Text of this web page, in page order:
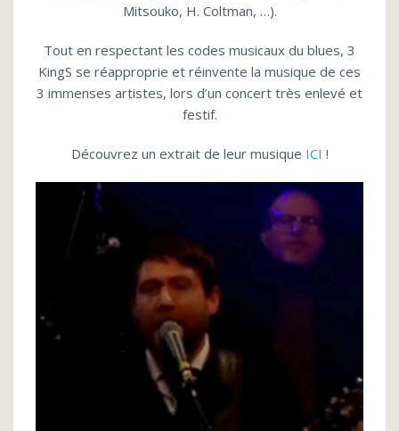
Mitsouko, H. Coltman, …).
Tout en respectant les codes musicaux du blues, 3
KingS se réapproprie et réinvente la musique de ces
3 immenses artistes, lors d’un concert très enlevé et
festif.
Découvrez un extrait de leur musique ICI !